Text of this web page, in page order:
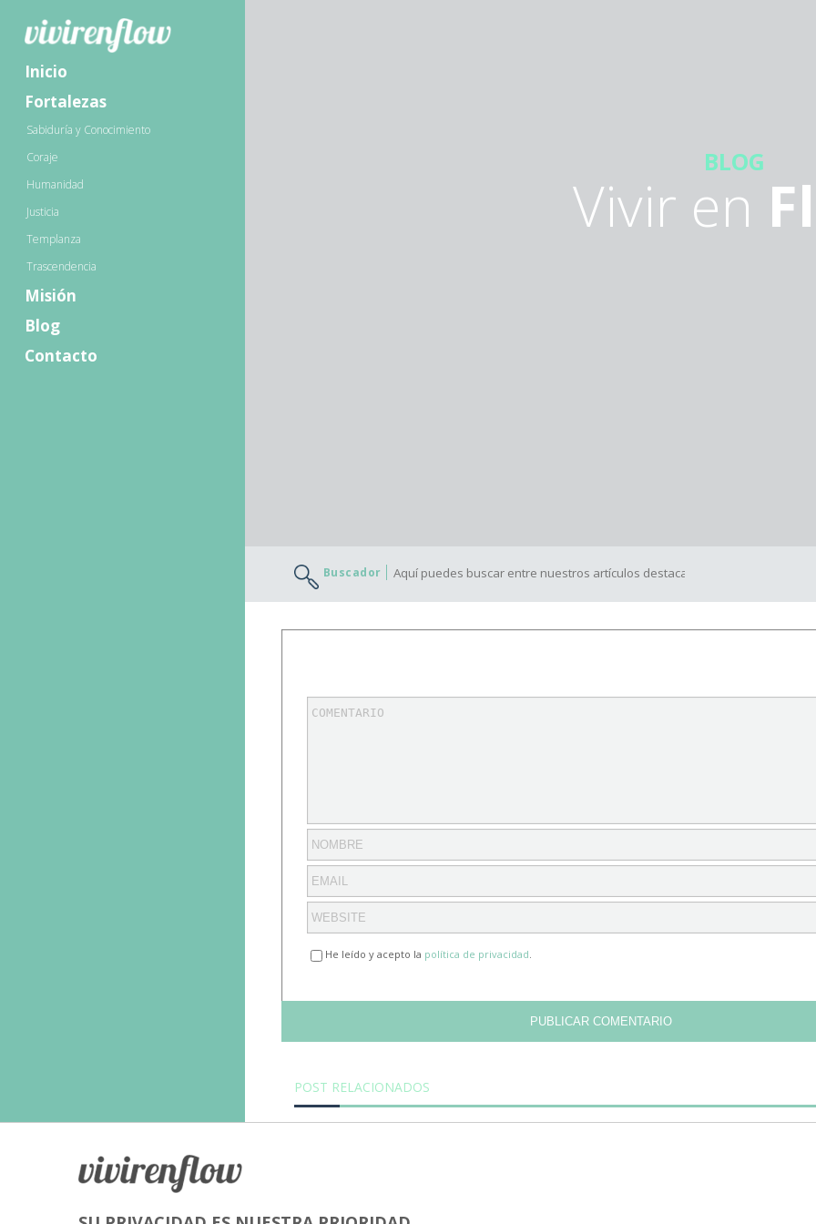
Inicio
Fortalezas
Sabiduría y Conocimiento
Coraje
Humanidad
Justicia
Templanza
Trascendencia
Misión
Blog
Contacto
BLOG
Vivir en
Buscador
He leído y acepto la política de privacidad.
POST RELACIONADOS